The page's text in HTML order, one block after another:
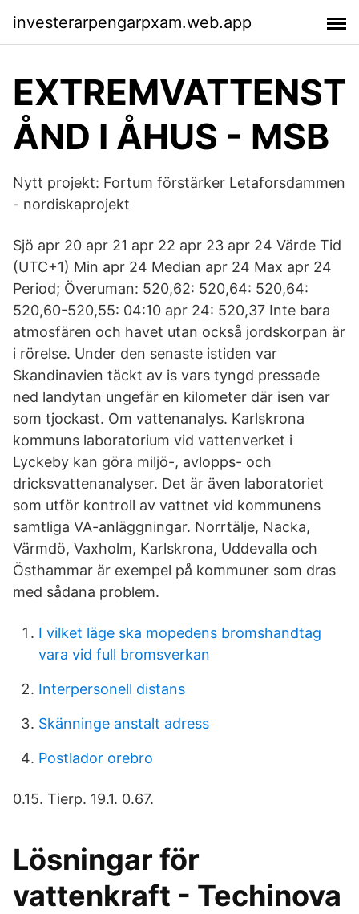
investerarpengarpxam.web.app
EXTREMVATTENST
ÅND I ÅHUS - MSB
Nytt projekt: Fortum förstärker Letaforsdammen
- nordiskaprojekt
Sjö apr 20 apr 21 apr 22 apr 23 apr 24 Värde Tid
(UTC+1) Min apr 24 Median apr 24 Max apr 24
Period; Överuman: 520,62: 520,64: 520,64:
520,60-520,55: 04:10 apr 24: 520,37 Inte bara
atmosfären och havet utan också jordskorpan är
i rörelse. Under den senaste istiden var
Skandinavien täckt av is vars tyngd pressade
ned landytan ungefär en kilometer där isen var
som tjockast. Om vattenanalys. Karlskrona
kommuns laboratorium vid vattenverket i
Lyckeby kan göra miljö-, avlopps- och
dricksvattenanalyser. Det är även laboratoriet
som utför kontroll av vattnet vid kommunens
samtliga VA-anläggningar. Norrtälje, Nacka,
Värmdö, Vaxholm, Karlskrona, Uddevalla och
Östhammar är exempel på kommuner som dras
med sådana problem.
I vilket läge ska mopedens bromshandtag
vara vid full bromsverkan
Interpersonell distans
Skänninge anstalt adress
Postlador orebro
0.15. Tierp. 19.1. 0.67.
Lösningar för
vattenkraft - Techinova